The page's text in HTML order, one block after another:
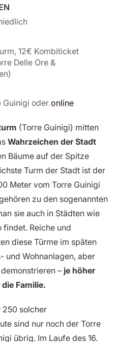
12€ Kombiticket
Delle Ore &
Guinigi oder online
(Torre Guinigi) mitten
Wahrzeichen der Stadt
Bäume auf der Spitze
Turm der Stadt ist der
Meter vom Torre Guinigi
zu den sogenannten
sie auch in Städten wie
findet. Reiche und
diese Türme im späten
und Wohnanlagen, aber
– je höher
Familie.
250 solcher
sind nur noch der Torre
übrig. Im Laufe des 16.